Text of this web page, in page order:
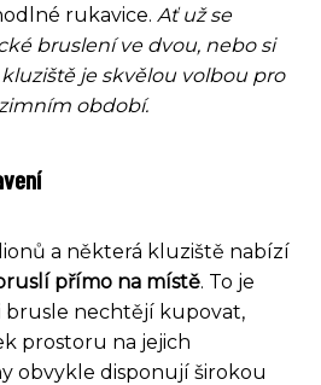
rukavice. Ať už se
bruslení ve dvou, nebo si
je skvělou volbou pro
období.
a některá kluziště nabízí
přímo na místě. To je
brusle nechtějí kupovat,
prostoru na jejich
obvykle disponují širokou